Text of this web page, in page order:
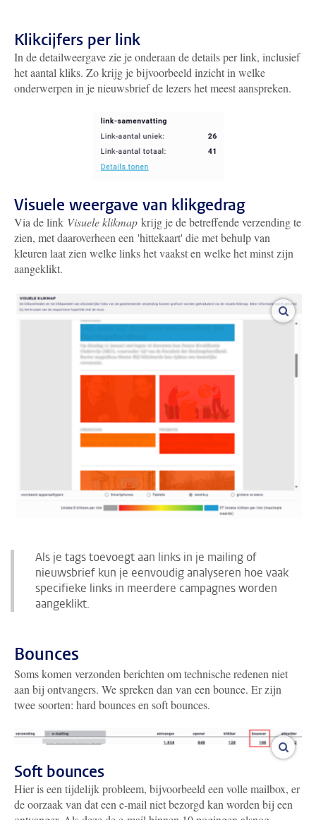
Klikcijfers per link
In de detailweergave zie je onderaan de details per link, inclusief
het aantal kliks. Zo krijg je bijvoorbeeld inzicht in welke
onderwerpen in je nieuwsbrief de lezers het meest aanspreken.
Visuele weergave van klikgedrag
Via de link Visuele klikmap krijg je de betreffende verzending te
zien, met daaroverheen een 'hittekaart' die met behulp van
kleuren laat zien welke links het vaakst en welke het minst zijn
aangeklikt.
Als je tags toevoegt aan links in je mailing of
nieuwsbrief kun je eenvoudig analyseren hoe vaak
specifieke links in meerdere campagnes worden
aangeklikt.
Bounces
Soms komen verzonden berichten om technische redenen niet
aan bij ontvangers. We spreken dan van een bounce. Er zijn
twee soorten: hard bounces en soft bounces.
Soft bounces
Hier is een tijdelijk probleem, bijvoorbeeld een volle mailbox, er
de oorzaak van dat een e-mail niet bezorgd kan worden bij een